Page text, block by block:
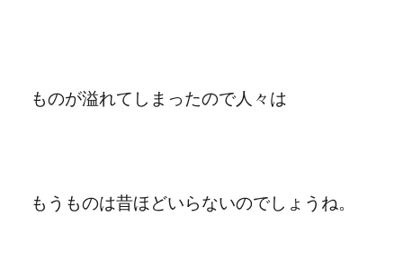
ものが溢れてしまったので人々は
もうものは昔ほどいらないのでしょうね。